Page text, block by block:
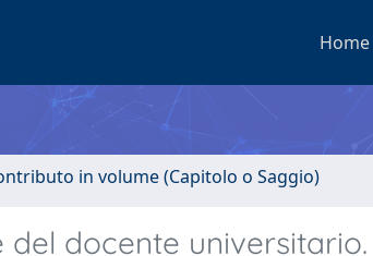
Home
in volume (Capitolo o Saggio)
docente universitario.